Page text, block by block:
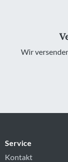
Wir
Service
Kontakt